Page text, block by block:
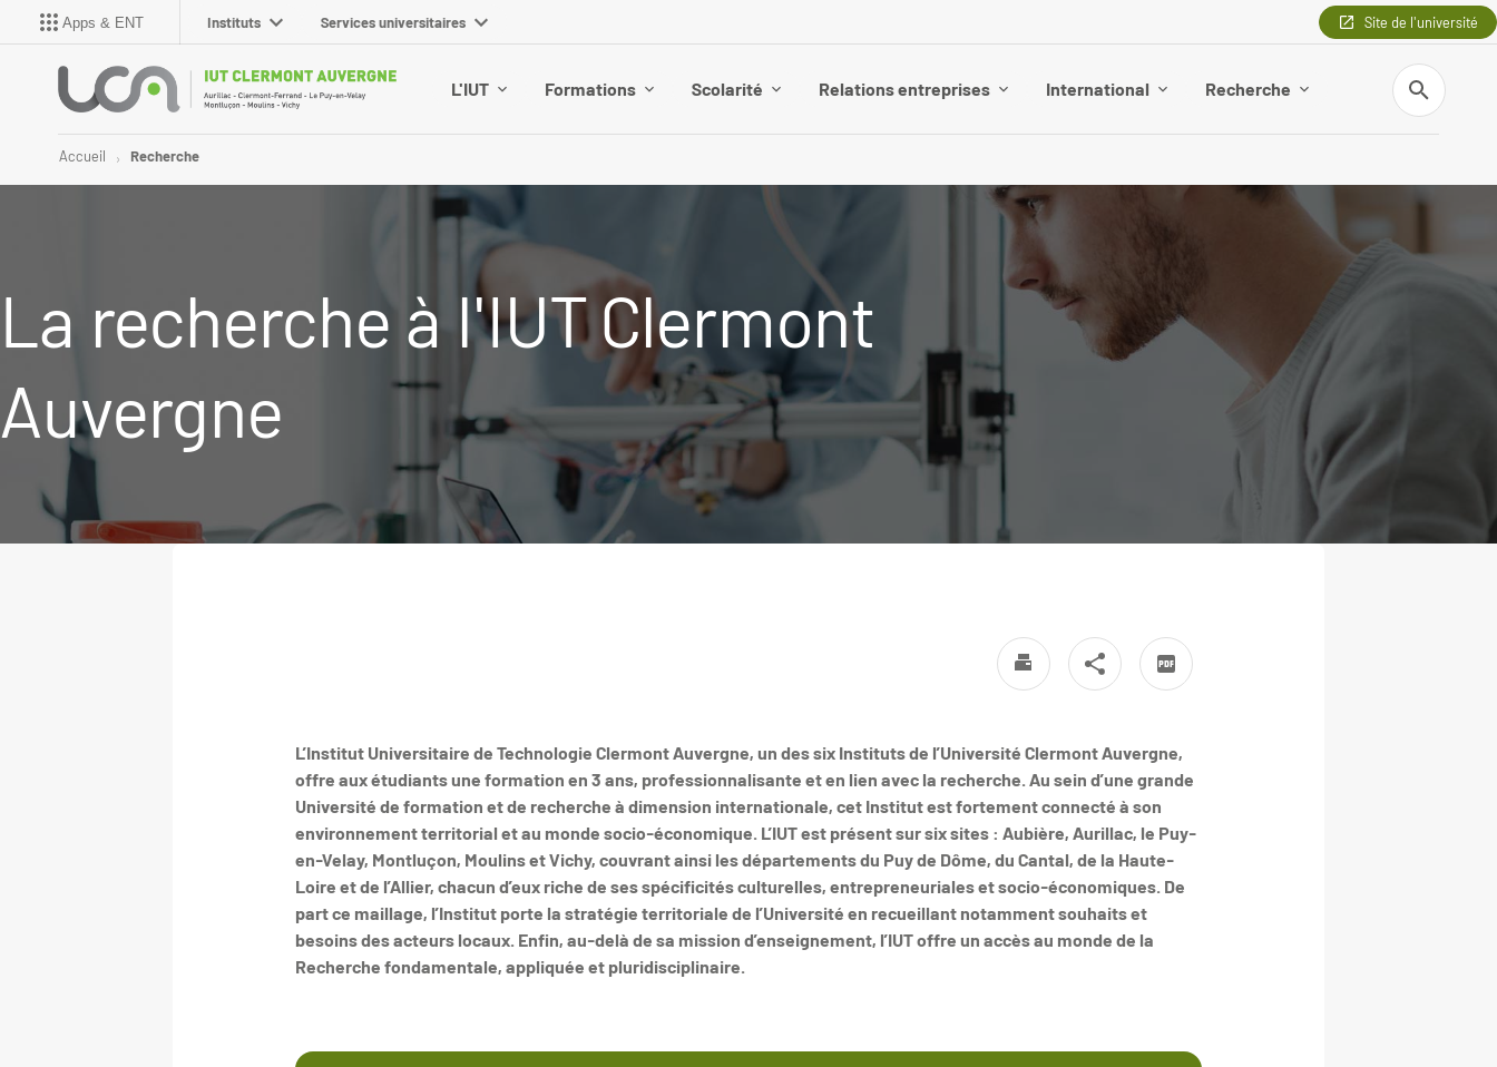
Apps & ENT Instituts Services universitaires Site de l'université
L'IUT Formations Scolarité Relations entreprises International Recherche
Recherche
Accueil Recherche
La recherche à l'IUT Clermont
Auvergne
L’Institut Universitaire de Technologie Clermont Auvergne, un des six Instituts de l’Université Clermont Auvergne,
offre aux étudiants une formation en 3 ans, professionnalisante et en lien avec la recherche. Au sein d’une grande
Université de formation et de recherche à dimension internationale, cet Institut est fortement connecté à son
environnement territorial et au monde socio‑économique. L’IUT est présent sur six sites : Aubière, Aurillac, le Puy-
en-Velay, Montluçon, Moulins et Vichy, couvrant ainsi les départements du Puy de Dôme, du Cantal, de la Haute-
Loire et de l’Allier, chacun d’eux riche de ses spécificités culturelles, entrepreneuriales et socio-économiques. De
part ce maillage, l’Institut porte la stratégie territoriale de l’Université en recueillant notamment souhaits et
besoins des acteurs locaux. Enfin, au-delà de sa mission d’enseignement, l’IUT offre un accès au monde de la
Recherche fondamentale, appliquée et pluridisciplinaire.